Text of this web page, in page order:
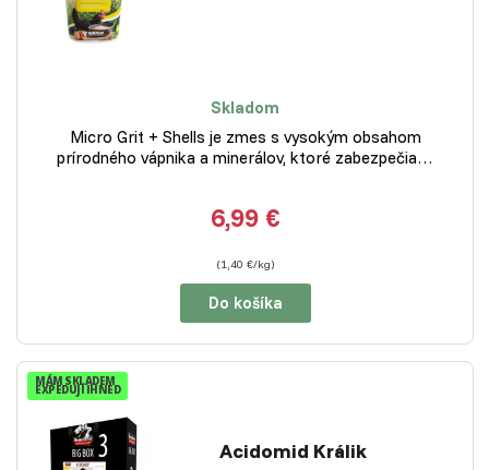
Skladom
Micro Grit + Shells je zmes s vysokým obsahom
prírodného vápnika a minerálov, ktoré zabezpečia…
6,99 €
(1,40 €/kg)
Do košíka
MÁM SKLADEM
EXPEDUJI IHNED
Acidomid Králik